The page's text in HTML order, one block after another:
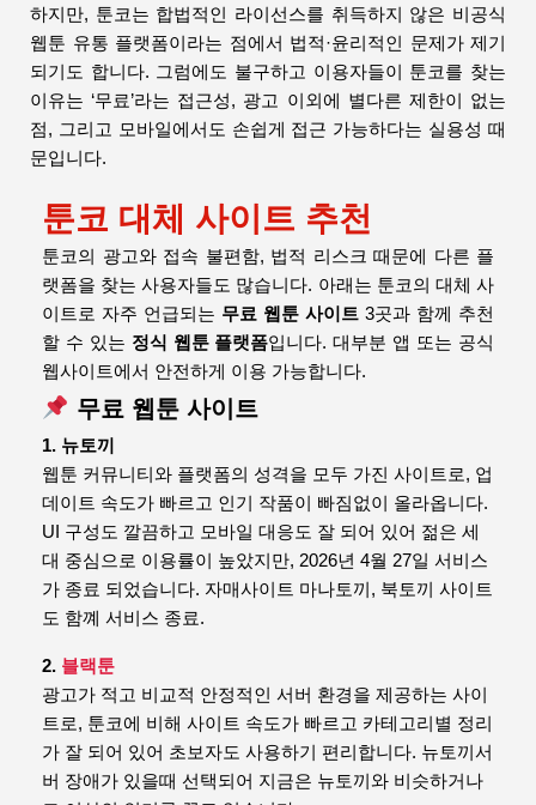
하지만, 툰코는 합법적인 라이선스를 취득하지 않은 비공식
웹툰 유통 플랫폼이라는 점에서 법적·윤리적인 문제가 제기
되기도 합니다. 그럼에도 불구하고 이용자들이 툰코를 찾는
이유는 ‘무료’라는 접근성, 광고 이외에 별다른 제한이 없는
점, 그리고 모바일에서도 손쉽게 접근 가능하다는 실용성 때
문입니다.
툰코 대체 사이트 추천
툰코의 광고와 접속 불편함, 법적 리스크 때문에 다른 플
랫폼을 찾는 사용자들도 많습니다. 아래는 툰코의 대체 사
이트로 자주 언급되는 무료 웹툰 사이트 3곳과 함께 추천
할 수 있는 정식 웹툰 플랫폼입니다. 대부분 앱 또는 공식
웹사이트에서 안전하게 이용 가능합니다.
무료 웹툰 사이트
1. 뉴토끼
웹툰 커뮤니티와 플랫폼의 성격을 모두 가진 사이트로, 업
데이트 속도가 빠르고 인기 작품이 빠짐없이 올라옵니다.
UI 구성도 깔끔하고 모바일 대응도 잘 되어 있어 젊은 세
대 중심으로 이용률이 높았지만, 2026년 4월 27일 서비스
가 종료 되었습니다. 자매사이트 마나토끼, 북토끼 사이트
도 함꼐 서비스 종료.
2. 블랙툰
광고가 적고 비교적 안정적인 서버 환경을 제공하는 사이
트로, 툰코에 비해 사이트 속도가 빠르고 카테고리별 정리
가 잘 되어 있어 초보자도 사용하기 편리합니다. 뉴토끼서
버 장애가 있을때 선택되어 지금은 뉴토끼와 비슷하거나